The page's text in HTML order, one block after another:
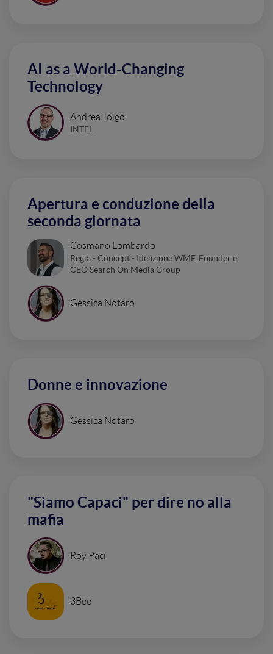
AI as a World-Changing
Technology
Andrea Toigo
INTEL
Apertura e conduzione della
seconda giornata
Cosmano Lombardo
Regia - Concept - Ideazione WMF, Founder e
CEO Search On Media Group
Gessica Notaro
Donne e innovazione
Gessica Notaro
"Siamo Capaci" per dire no alla
mafia
Roy Paci
3Bee